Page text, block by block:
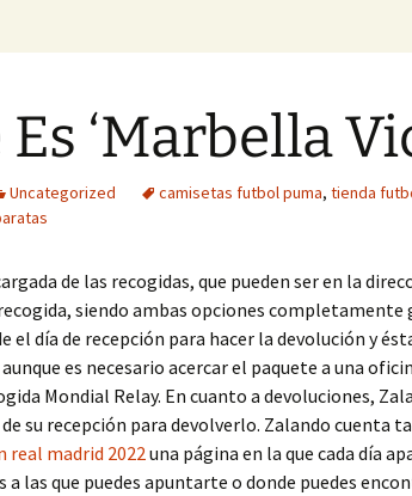
‘Marbella
Uncategorized camisetas futbol puma, tienda
de las recogidas, que pueden ser en la
siendo ambas opciones completamente
el día de recepción para hacer la devolución y
es necesario acercar el paquete a una
Mondial Relay. En cuanto a devoluciones,
de su recepción para devolverlo. Zalando cuenta
real madrid 2022una página en la que cada día
a las que puedes apuntarte o donde puedes